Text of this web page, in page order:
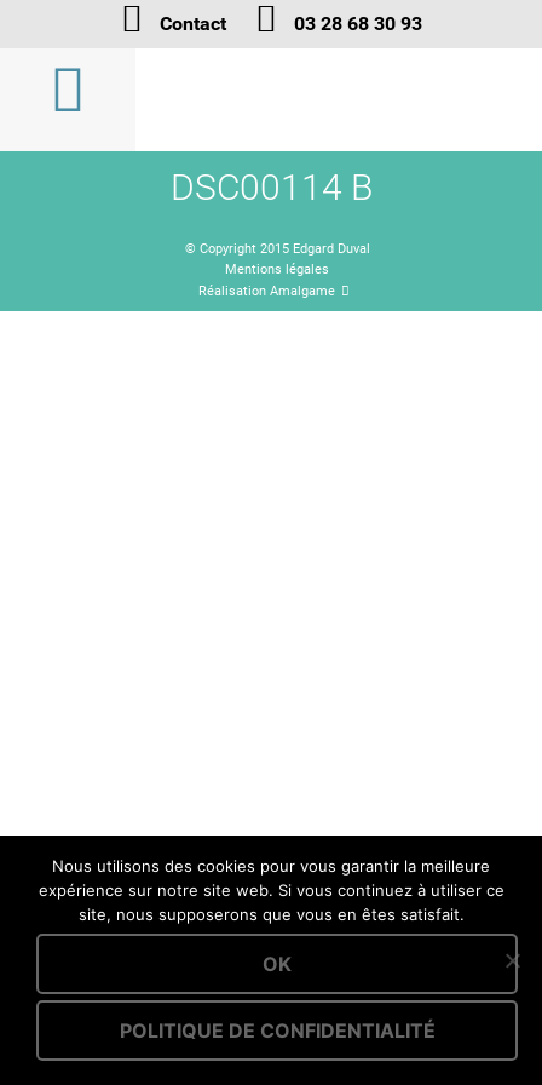
Contact 03 28 68 30 93
DSC00114 B
© Copyright 2015 Edgard Duval
Mentions légales
Réalisation Amalgame
Nous utilisons des cookies pour vous garantir la meilleure
expérience sur notre site web. Si vous continuez à utiliser ce
site, nous supposerons que vous en êtes satisfait.
OK
POLITIQUE DE CONFIDENTIALITÉ